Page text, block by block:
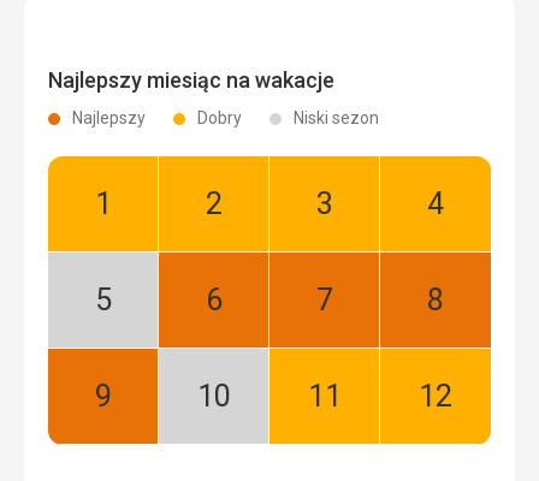
Najlepszy miesiąc na wakacje
Najlepszy Dobry Niski sezon
Styczeń:
Luty:
Marzec:
Kwiecień:
Maj:
Czerwiec:
Lipiec:
Sierpień:
Wrzesień:
Październik:
Listopad:
Grudzień: